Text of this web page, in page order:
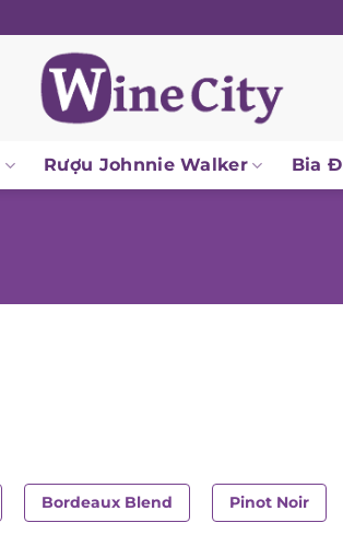
Rượu Johnnie Walker Bia
Bordeaux Blend Pinot Noir